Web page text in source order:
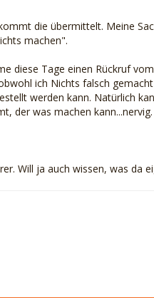
die übermittelt. Meine
machen".
diese Tage einen Rückruf
ich Nichts falsch
werden kann. Natürlich
der was machen kann...nervig.
Will ja auch wissen, was da